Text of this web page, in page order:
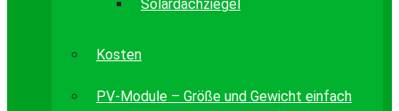
Solardachziegel
Kosten
PV-Module – Größe und Gewicht einfach